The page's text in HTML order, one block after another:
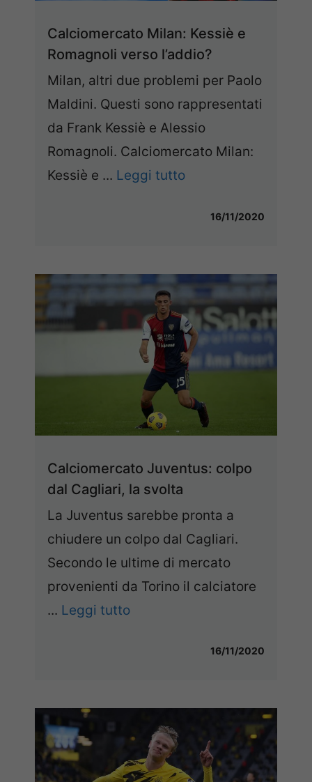
Calciomercato Milan: Kessiè e
Romagnoli verso l’addio?
Milan, altri due problemi per Paolo
Maldini. Questi sono rappresentati
da Frank Kessiè e Alessio
Romagnoli. Calciomercato Milan:
Kessiè e ... Leggi tutto
16/11/2020
Calciomercato Juventus: colpo
dal Cagliari, la svolta
La Juventus sarebbe pronta a
chiudere un colpo dal Cagliari.
Secondo le ultime di mercato
provenienti da Torino il calciatore
... Leggi tutto
16/11/2020